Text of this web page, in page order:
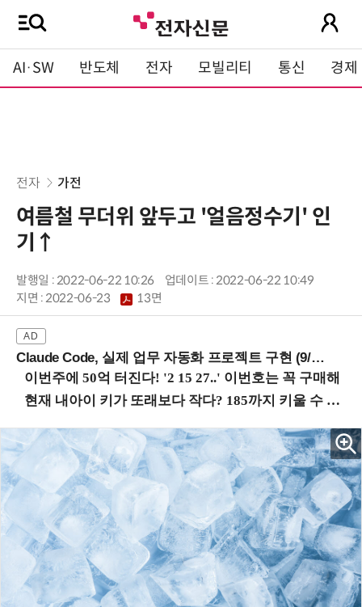
AI·SW 반도체 전자 모빌리티 통신 경제
전자 가전
여름철 무더위 앞두고 '얼음정수기' 인
기↑
발행일 : 2022-06-22 10:26
업데이트 : 2022-06-22 10:49
지면 :2022-06-23 13면
Claude Code, 실제 업무 자동화 프로젝트 구현 (9/16 ~17 강남역)